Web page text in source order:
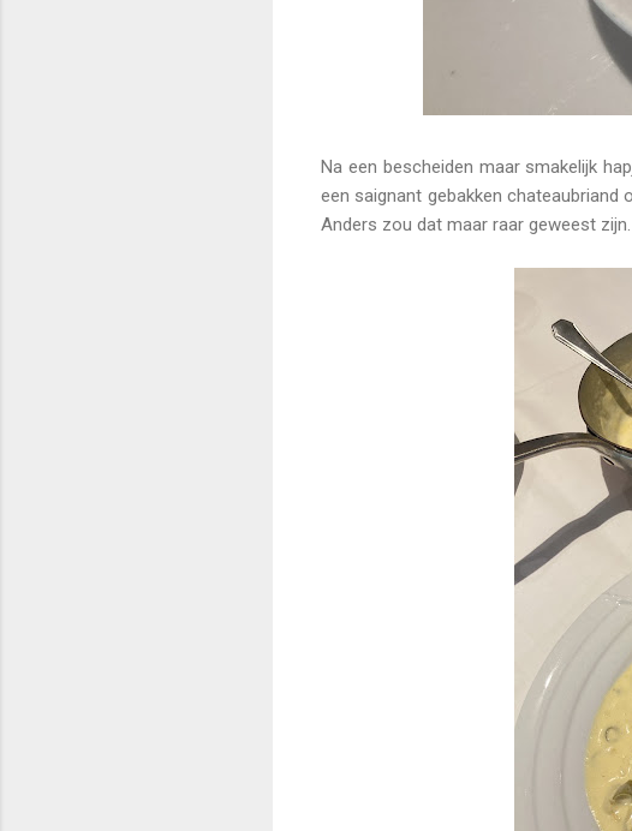
Na een bescheiden maar smakelijk
een saignant gebakken chateaubriand
Anders zou dat maar raar geweest zijn.